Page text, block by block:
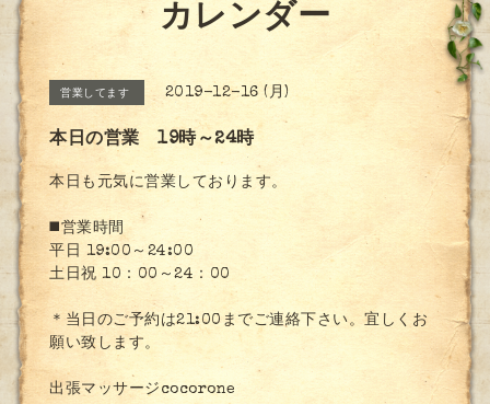
カレンダー
営業してます 2019-12-16 (月)
本日の営業 19時～24時
本日も元気に営業しております。
◼️営業時間
平日 19:00～24:00
土日祝 10：00～24：00
＊当日のご予約は21:00までご連絡下さい。宜しくお
願い致します。
出張マッサージcocorone